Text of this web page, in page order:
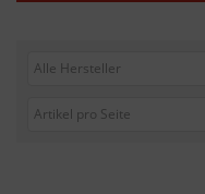
Alle Hersteller
Artikel pro Seite